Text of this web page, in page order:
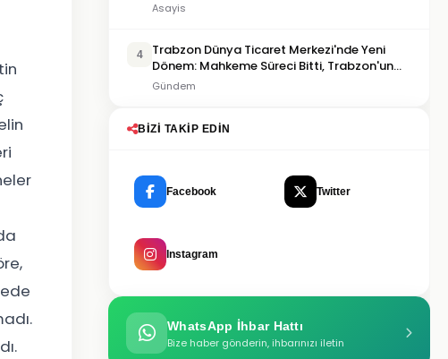
Asayis
4
Trabzon Dünya Ticaret Merkezi'nde Yeni
Dönem: Mahkeme Süreci Bitti, Trabzon'un
Dev Projesi Ne Zaman Tamamlanacak?
Gündem
BIZI TAKIP EDIN
Facebook Twitter
Instagram
WhatsApp İhbar Hattı
Bize haber gönderin, ihbarınızı iletin